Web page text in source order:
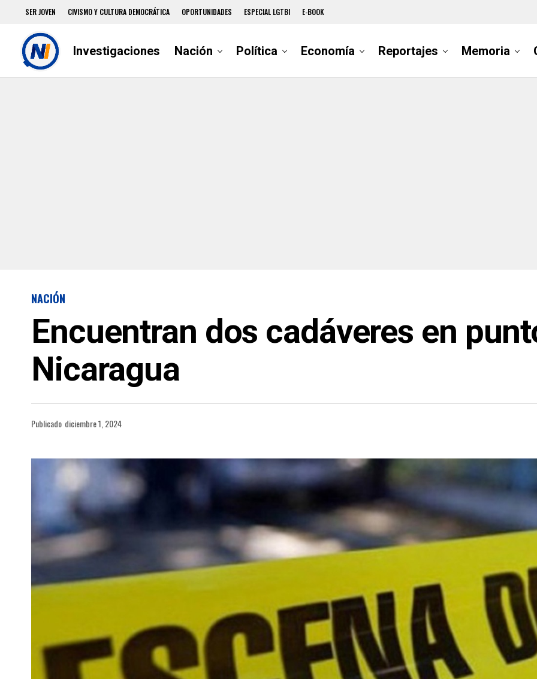
SER JOVEN CIVISMO Y CULTURA DEMOCRÁTICA OPORTUNIDADES ESPECIAL LGTBI E-BOOK
Investigaciones Nación Política Economía Reportajes Memoria
NACIÓN
Encuentran dos cadáveres en
Nicaragua
Publicado diciembre 1, 2024